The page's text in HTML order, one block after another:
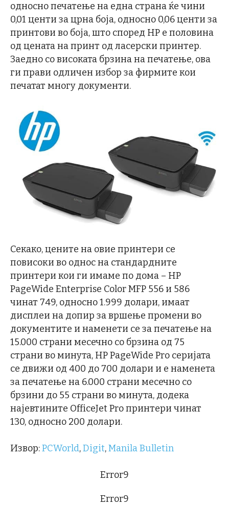
односно печатење на една страна ќе чини
0,01 центи за црна боја, односно 0,06 центи за
принтови во боја, што според HP е половина
од цената на принт од ласерски принтер.
Заедно со високата брзина на печатење, ова
ги прави одличен избор за фирмите кои
печатат многу документи.
Секако, цените на овие принтери се
повисоки во однос на стандардните
принтери кои ги имаме по дома – HP
PageWide Enterprise Color MFP 556 и 586
чинат 749, односно 1.999 долари, имаат
дисплеи на допир за вршење промени во
документите и наменети се за печатење на
15.000 страни месечно со брзина од 75
страни во минута, HP PageWide Pro серијата
се движи од 400 до 700 долари и е наменета
за печатење на 6.000 страни месечно со
брзини до 55 страни во минута, додека
најевтините OfficeJet Pro принтери чинат
130, односно 200 долари.
Извор:PCWorld,Digit,Manila Bulletin
Error9
Error9